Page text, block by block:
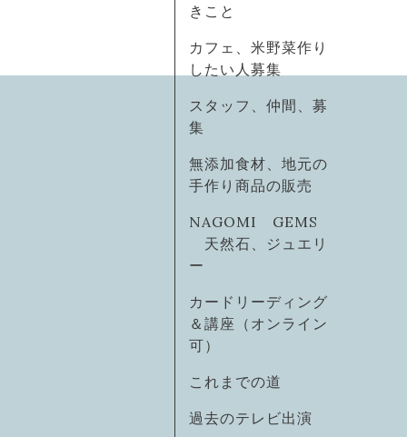
きこと
カフェ、米野菜作り
したい人募集
スタッフ、仲間、募
集
無添加食材、地元の
手作り商品の販売
NAGOMI GEMS
天然石、ジュエリ
ー
カードリーディング
＆講座（オンライン
可）
これまでの道
過去のテレビ出演